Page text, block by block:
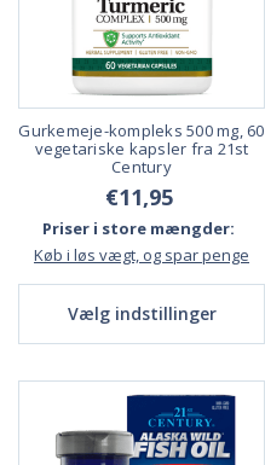
Gurkemeje-kompleks 500 mg, 60
vegetariske kapsler fra 21st
Century
€11,95
Priser i store mængder:
Køb i løs vægt, og spar penge
Vælg indstillinger